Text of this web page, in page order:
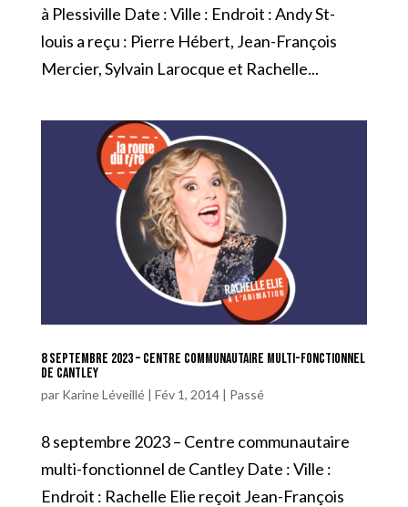
à Plessiville Date : Ville : Endroit : Andy St-
louis a reçu : Pierre Hébert, Jean-François
Mercier, Sylvain Larocque et Rachelle...
8 septembre 2023 – Centre communautaire multi-fonctionnel
de Cantley
par Karine Léveillé| Fév 1, 2014| Passé
8 septembre 2023 – Centre communautaire
multi-fonctionnel de Cantley Date : Ville :
Endroit : Rachelle Elie reçoit Jean-François